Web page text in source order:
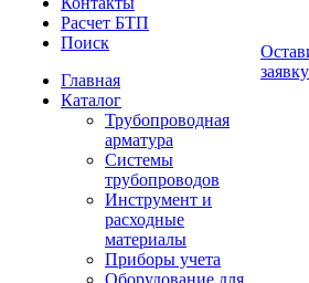
Расчет БТП
Поиск
Главная
Каталог
Трубопроводная
арматура
Системы
трубопроводов
Инструмент и
расходные
материалы
Приборы учета
Оборудование для
заявку